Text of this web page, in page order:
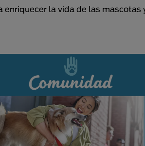
enriquecer la vida de las mascotas